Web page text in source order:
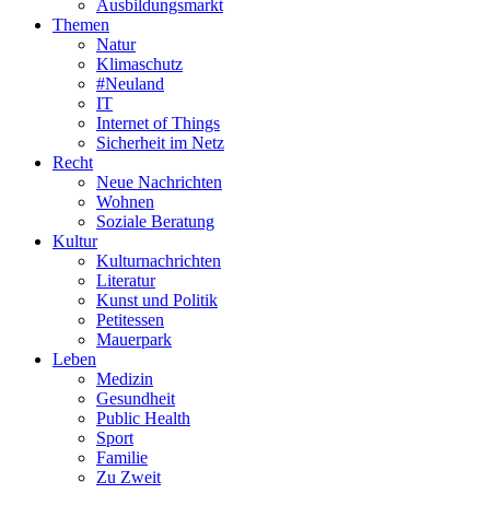
Ausbildungsmarkt
Themen
Natur
Klimaschutz
#Neuland
IT
Internet of Things
Sicherheit im Netz
Recht
Neue Nachrichten
Wohnen
Soziale Beratung
Kultur
Kulturnachrichten
Literatur
Kunst und Politik
Petitessen
Mauerpark
Leben
Medizin
Gesundheit
Public Health
Sport
Familie
Zu Zweit